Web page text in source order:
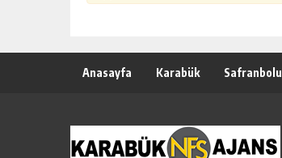
Anasayfa Karabük Safranbolu